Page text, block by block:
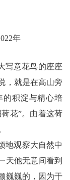
年
写意花鸟的座座
，就是在高山旁
的积淀与精心培
花”。由着这荷
地观察大自然中
天他无意间看到
巍巍的，因为干